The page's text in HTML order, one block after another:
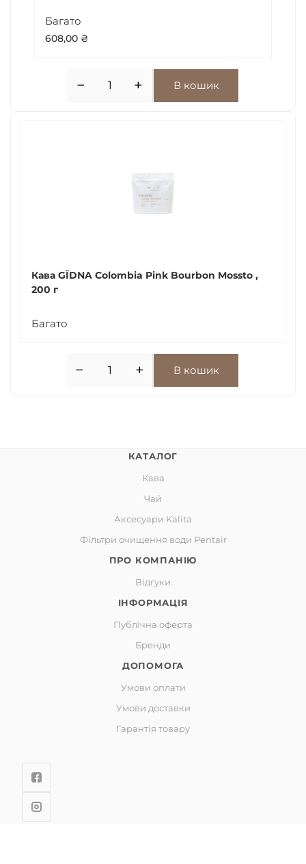
Багато
608,00 ₴
− + В кошик
Кава GЇDNA Colombia Pink Bourbon Mossto ,
200 г
Багато
− + В кошик
КАТАЛОГ
Кава
Чай
Аксесуари Kalita
Фільтри очищення води Pentair
ПРО КОМПАНІЮ
Відгуки
ІНФОРМАЦІЯ
Публічна оферта
Бренди
ДОПОМОГА
Умови оплати
Умови доставки
Гарантія товару